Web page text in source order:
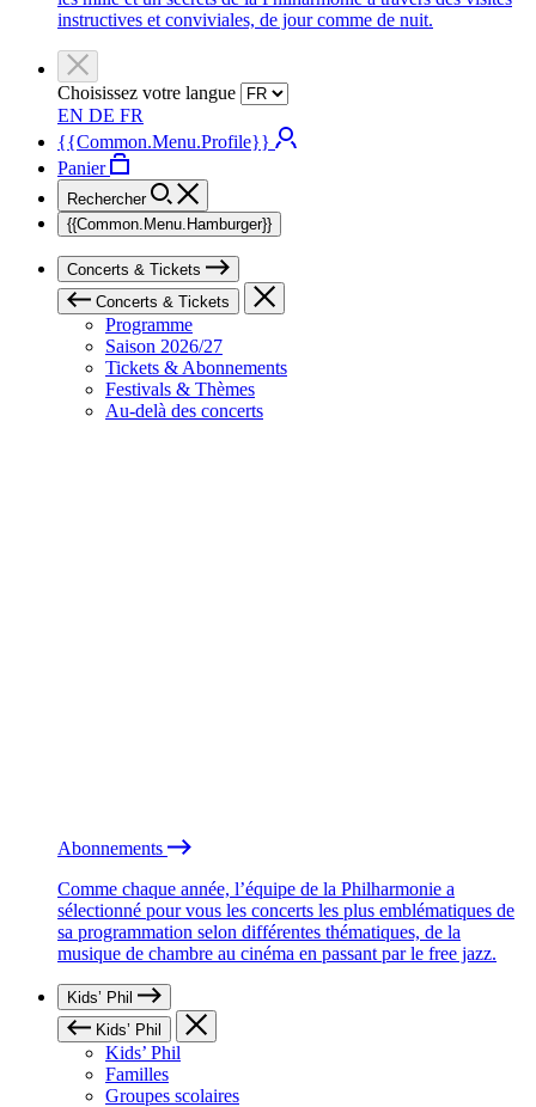
instructives et conviviales, de jour comme de nuit.
Choisissez votre langue
EN DE FR
{{Common.Menu.Profile}}
Panier
Rechercher
{{Common.Menu.Hamburger}}
Concerts & Tickets
Concerts & Tickets
Programme
Saison 2026/27
Tickets & Abonnements
Festivals & Thèmes
Au-delà des concerts
Abonnements
Comme chaque année, l’équipe de la Philharmonie a
sélectionné pour vous les concerts les plus emblématiques de
sa programmation selon différentes thématiques, de la
musique de chambre au cinéma en passant par le free jazz.
Kids’ Phil
Kids’ Phil
Kids’ Phil
Familles
Groupes scolaires